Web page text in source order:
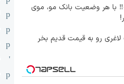
با هر وضعیت بانک مو، موی
رو به قیمت قدیم بخر